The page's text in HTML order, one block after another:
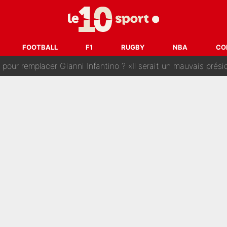
FOOTBALL F1 RUGBY NBA
: La photo qui met fin au transfert de l’été !
officialisent enfin leur couple : La photo qui enflamme
Gianni Infantino ? «Il serait un mauvais président», le patron